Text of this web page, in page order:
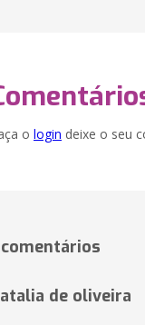
o login deixe o seu
comentários
de oliveira